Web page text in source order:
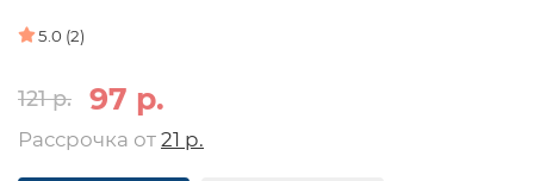
5.0 (2)
121 р. 97 р.
Рассрочка от 21 р.